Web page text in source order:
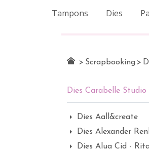
Tampons Dies
> Scrapbooking >
Dies Carabelle
Dies Aall&create
Dies Alexander
Dies Alua Cid -